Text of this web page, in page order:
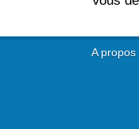
A propos